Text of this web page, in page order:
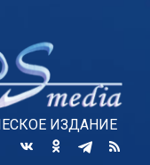
ИЗДАНИЕ